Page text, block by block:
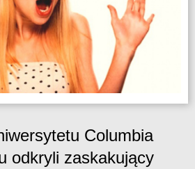
Columbia
odkryli zaskakujący